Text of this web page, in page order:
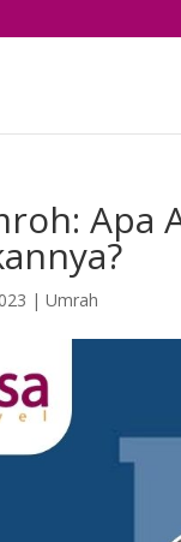
Apa
|Umrah